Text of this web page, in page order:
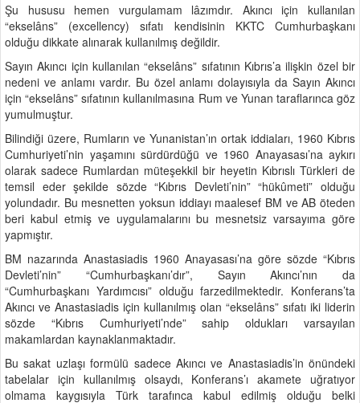
Şu hususu hemen vurgulamam lâzımdır. Akıncı için kullanılan
“ekselâns” (excellency) sıfatı kendisinin KKTC Cumhurbaşkanı
olduğu dikkate alınarak kullanılmış değildir.
Sayın Akıncı için kullanılan “ekselâns” sıfatının Kıbrıs’a ilişkin özel bir
nedeni ve anlamı vardır. Bu özel anlamı dolayısıyla da Sayın Akıncı
için “ekselâns” sıfatının kullanılmasına Rum ve Yunan taraflarınca göz
yumulmuştur.
Bilindiği üzere, Rumların ve Yunanistan’ın ortak iddiaları, 1960 Kıbrıs
Cumhuriyeti’nin yaşamını sürdürdüğü ve 1960 Anayasası’na aykırı
olarak sadece Rumlardan müteşekkil bir heyetin Kıbrıslı Türkleri de
temsil eder şekilde sözde “Kıbrıs Devleti’nin” “hükûmeti” olduğu
yolundadır. Bu mesnetten yoksun iddiayı maalesef BM ve AB öteden
beri kabul etmiş ve uygulamalarını bu mesnetsiz varsayıma göre
yapmıştır.
BM nazarında Anastasiadis 1960 Anayasası’na göre sözde “Kıbrıs
Devleti’nin” “Cumhurbaşkanı’dır”, Sayın Akıncı’nın da
“Cumhurbaşkanı Yardımcısı” olduğu farzedilmektedir. Konferans’ta
Akıncı ve Anastasiadis için kullanılmış olan “ekselâns” sıfatı iki liderin
sözde “Kıbrıs Cumhuriyeti’nde” sahip oldukları varsayılan
makamlardan kaynaklanmaktadır.
Bu sakat uzlaşı formülü sadece Akıncı ve Anastasiadis’in önündeki
tabelalar için kullanılmış olsaydı, Konferans’ı akamete uğratıyor
olmama kaygısıyla Türk tarafınca kabul edilmiş olduğu belki